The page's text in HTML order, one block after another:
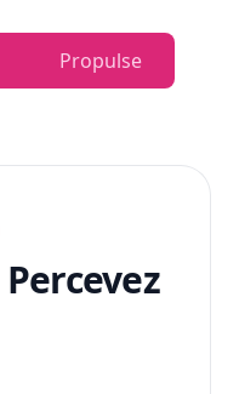
Propulse
Percevez